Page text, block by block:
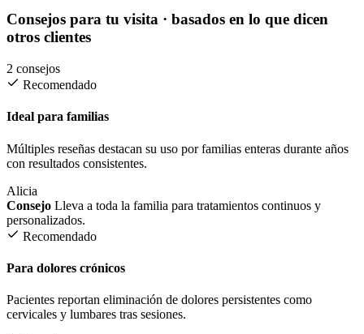
Consejos para tu visita · basados en lo que dicen
otros clientes
2 consejos
Recomendado
Ideal para familias
Múltiples reseñas destacan su uso por familias enteras durante años
con resultados consistentes.
Alicia
Consejo Lleva a toda la familia para tratamientos continuos y
personalizados.
Recomendado
Para dolores crónicos
Pacientes reportan eliminación de dolores persistentes como
cervicales y lumbares tras sesiones.